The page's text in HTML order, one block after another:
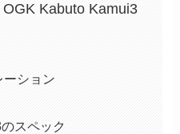
Kabuto Kamui3
ーション
スペック